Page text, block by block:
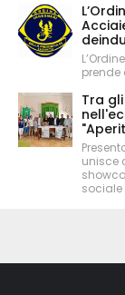
prende
Tra
unisce
sociale